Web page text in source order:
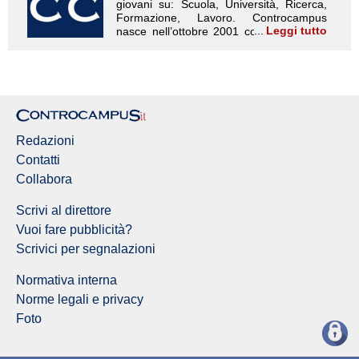
Leggi tutto
Redazioni
Contatti
Collabora
Scrivi al direttore
Vuoi fare pubblicità?
Scrivici per segnalazioni
Normativa interna
Norme legali e privacy
Foto